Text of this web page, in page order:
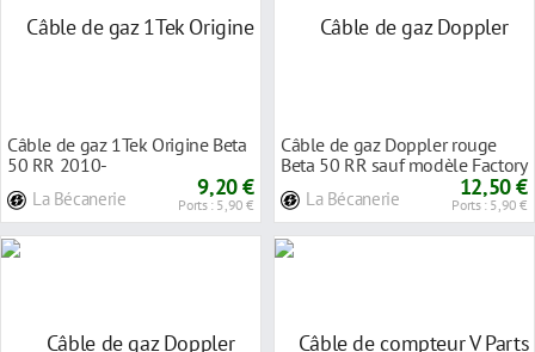
Câble de gaz 1Tek Origine Beta
50 RR 2010-
La Bécanerie 9,20 €
Ports : 5,90 €
Câble de gaz Doppler rouge
Beta 50 RR sauf modèle Factory
La Bécanerie 12,50 €
Ports : 5,90 €